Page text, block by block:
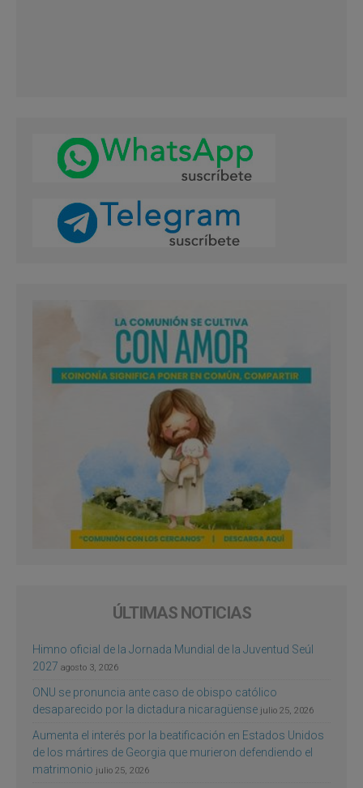
ÚLTIMAS NOTICIAS
Himno oficial de la Jornada Mundial de la Juventud Seúl
2027 agosto 3, 2026
ONU se pronuncia ante caso de obispo católico
desaparecido por la dictadura nicaragüense julio 25, 2026
Aumenta el interés por la beatificación en Estados Unidos
de los mártires de Georgia que murieron defendiendo el
matrimonio julio 25, 2026